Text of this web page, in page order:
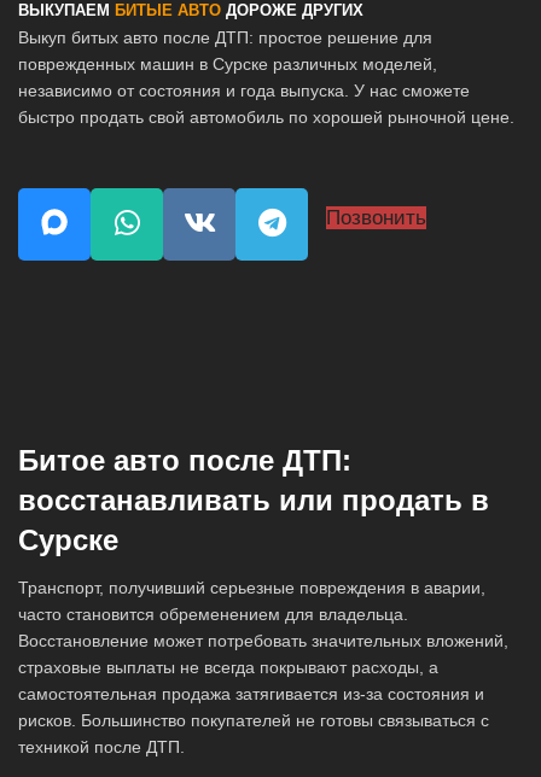
ВЫКУПАЕМ БИТЫЕ АВТО ДОРОЖЕ ДРУГИХ
Выкуп битых авто после ДТП: простое решение для
поврежденных машин в Сурске различных моделей,
независимо от состояния и года выпуска. У нас сможете
быстро продать свой автомобиль по хорошей рыночной цене.
Позвонить
Битое авто после ДТП:
восстанавливать или продать в
Сурске
Транспорт, получивший серьезные повреждения в аварии,
часто становится обременением для владельца.
Восстановление может потребовать значительных вложений,
страховые выплаты не всегда покрывают расходы, а
самостоятельная продажа затягивается из-за состояния и
рисков. Большинство покупателей не готовы связываться с
техникой после ДТП.